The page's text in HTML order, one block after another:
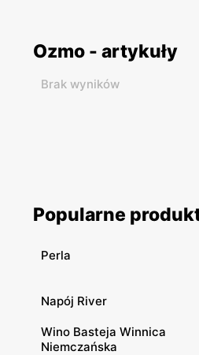
Ozmo - artykuły
Brak wyników
Popularne
Perla
Napój River
Wino Basteja Winnica
Niemczańska